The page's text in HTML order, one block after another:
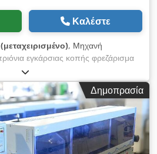
Καλέστε
, Μηχανή
εγκάρσιας κοπής φρεζάρισμα
Μηχανή στίλβωσης
Δημοπρασία